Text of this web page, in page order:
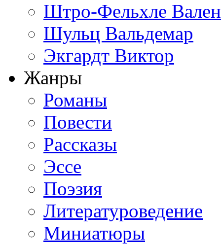
Штро-Фельхле
Шульц Вальдемар
Экгардт Виктор
Жанры
Романы
Повести
Рассказы
Эссе
Поэзия
Литературоведение
Миниатюры